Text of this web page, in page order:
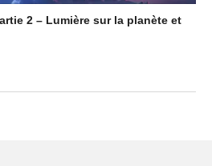
2 – Lumière sur la planète et